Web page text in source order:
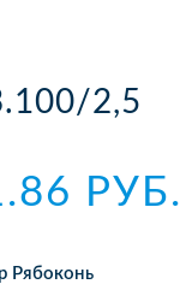
2,5
РУБ.
Рябоконь